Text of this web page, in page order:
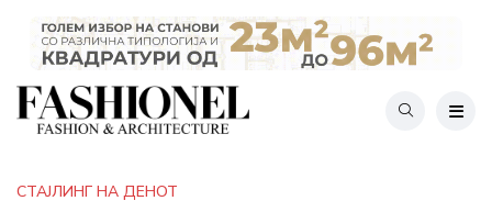
СТАЈЛИНГ НА ДЕНОТ